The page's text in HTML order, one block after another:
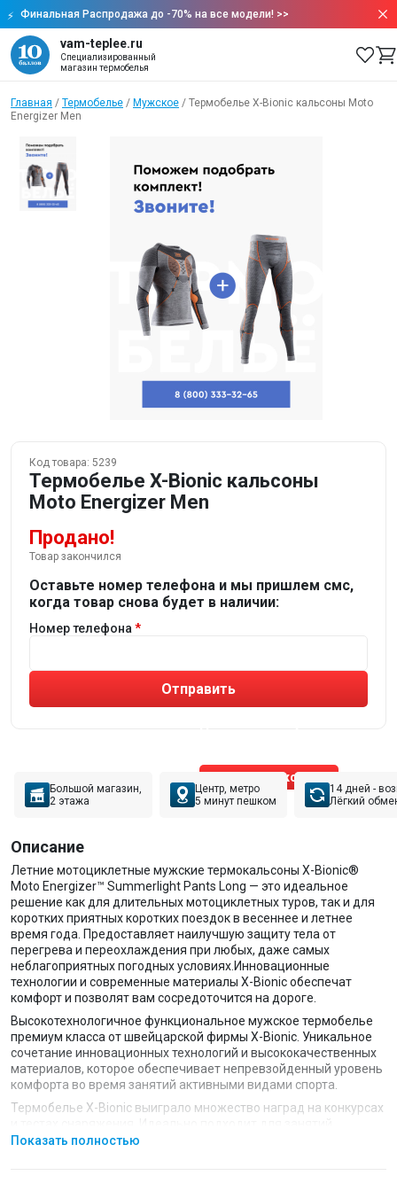
Финальная Распродажа до -70% на все модели! >>
vam-teplee.ru
Специализированный
магазин термобелья
Главная / Термобелье / Мужское / Термобелье X-Bionic кальсоны Moto
Energizer Men
Код товара: 5239
Термобелье X-Bionic кальсоны
Moto Energizer Men
Продано!
Товар закончился
Оставьте номер телефона и мы пришлем смс,
когда товар снова будет в наличии:
Номер телефона
Отправить
Позвонить эксперту
Большой магазин,
2 этажа
Центр, метро
5 минут пешком
14 дней -
Лёгкий
Описание
Летние мотоциклетные мужские термокальсоны X-Bionic®
Moto Energizer™ Summerlight Pants Long — это идеальное
решение как для длительных мотоциклетных туров, так и для
коротких приятных коротких поездок в весеннее и летнее
время года. Предоставляет наилучшую защиту тела от
перегрева и переохлаждения при любых, даже самых
неблагоприятных погодных условиях.Инновационные
технологии и современные материалы X-Bionic обеспечат
комфорт и позволят вам сосредоточится на дороге.
Высокотехнологичное функциональное мужское термобелье
премиум класса от швейцарской фирмы X-Bionic. Уникальное
сочетание инновационных технологий и высококачественных
материалов, которое обеспечивает непревзойденный уровень
комфорта во время занятий активными видами спорта.
Термобелье X-Bionic выиграло множество наград на конкурсах
всевозможными экстремальными видами спорта в любое
Показать полностью